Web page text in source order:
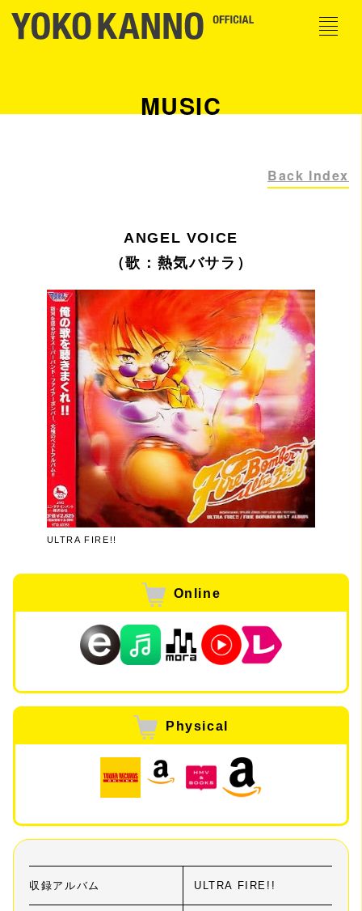
MUSIC
Back Index
ANGEL VOICE
（歌：熱気バサラ）
ULTRA FIRE!!
Online
Physical
収録アルバム ULTRA FIRE!!